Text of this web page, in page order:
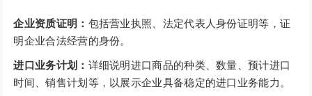
企业资质证明： 包括营业执照、法定代表人身份证明等，证
明企业合法经营的身份。
进口业务计划： 详细说明进口商品的种类、数量、预计进口
时间、销售计划等，以展示企业具备稳定的进口业务能力。